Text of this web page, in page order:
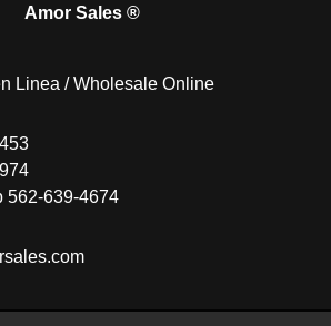
Amor Sales ®
Linea / Wholesale Online
562-639-4674
rsales.com